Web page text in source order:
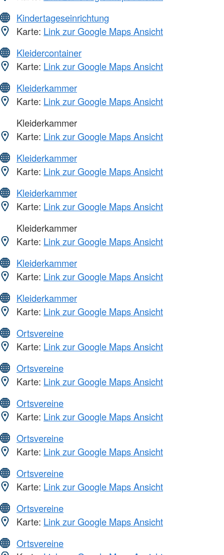
Kindertageseinrichtung
Karte: Link zur Google Maps Ansicht
Kleidercontainer
Karte: Link zur Google Maps Ansicht
Kleiderkammer
Karte: Link zur Google Maps Ansicht
Kleiderkammer
Karte: Link zur Google Maps Ansicht
Kleiderkammer
Karte: Link zur Google Maps Ansicht
Kleiderkammer
Karte: Link zur Google Maps Ansicht
Kleiderkammer
Karte: Link zur Google Maps Ansicht
Kleiderkammer
Karte: Link zur Google Maps Ansicht
Kleiderkammer
Karte: Link zur Google Maps Ansicht
Ortsvereine
Karte: Link zur Google Maps Ansicht
Ortsvereine
Karte: Link zur Google Maps Ansicht
Ortsvereine
Karte: Link zur Google Maps Ansicht
Ortsvereine
Karte: Link zur Google Maps Ansicht
Ortsvereine
Karte: Link zur Google Maps Ansicht
Ortsvereine
Karte: Link zur Google Maps Ansicht
Ortsvereine